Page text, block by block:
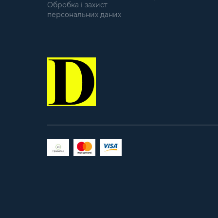
еластична стрічка по краям
надійно утримуватиме речі в
зроблять вас помітними в
темний час доби.
Характеристики: Об'єм: 24 л
Матеріал: 600D Polyester PVC
(поліестер з товщиною нитки
600D і внутрішнім
покриттям) Кількість відділень
5 Спинка: анатомічна, м'яка,
дихаюча Шлейки: анатомічні,
Обробка і захист
персональних даних